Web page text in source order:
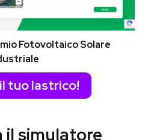
Fotovoltaico Solare
tuo lastrico!
il simulatore